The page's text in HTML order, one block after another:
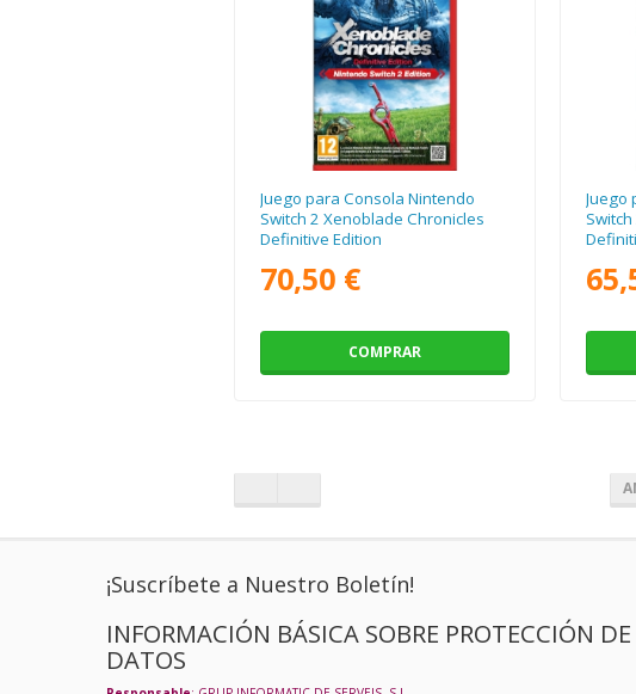
Juego para Consola Nintendo
Switch 2 Xenoblade Chronicles
Definitive Edition
70,50 €
COMPRAR
Juego
¡Suscríbete a Nuestro Boletín!
INFORMACIÓN BÁSICA SOBRE PROTECCIÓN DE
DATOS